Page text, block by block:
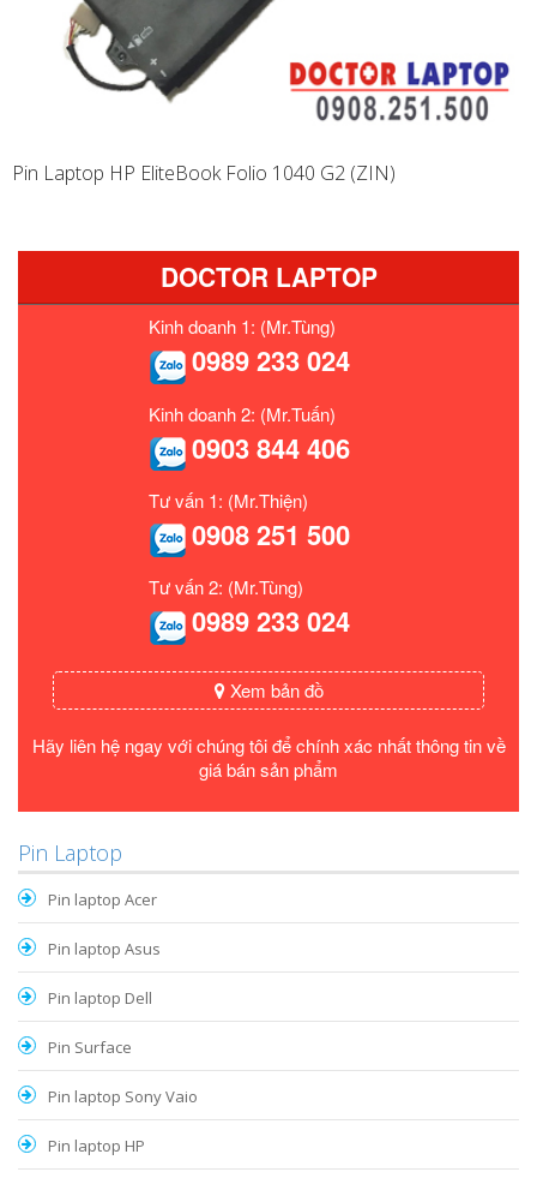
Pin Laptop HP EliteBook Folio 1040 G2 (ZIN)
DOCTOR LAPTOP
Kinh doanh 1: (Mr.Tùng)
0989 233 024
Kinh doanh 2: (Mr.Tuấn)
0903 844 406
Tư vấn 1: (Mr.Thiện)
0908 251 500
Tư vấn 2: (Mr.Tùng)
0989 233 024
Xem bản đồ
Hãy liên hệ ngay với chúng tôi để chính xác nhất thông tin về
giá bán sản phẩm
Pin Laptop
Pin laptop Acer
Pin laptop Asus
Pin laptop Dell
Pin Surface
Pin laptop Sony Vaio
Pin laptop HP